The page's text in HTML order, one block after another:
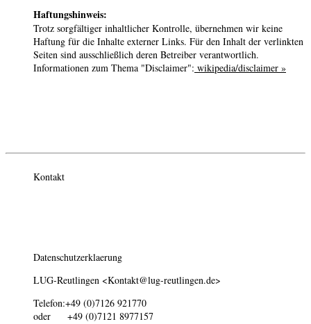
Haftungshinweis:
Trotz sorgfältiger inhaltlicher Kontrolle, übernehmen wir keine
Haftung für die Inhalte externer Links. Für den Inhalt der verlinkten
Seiten sind ausschließlich deren Betreiber verantwortlich.
Informationen zum Thema "Disclaimer": wikipedia/disclaimer »
Kontakt
Datenschutzerklaerung
LUG-Reutlingen <Kontakt@lug-reutlingen.de>
Telefon:+49 (0)7126 921770
oder +49 (0)7121 8977157